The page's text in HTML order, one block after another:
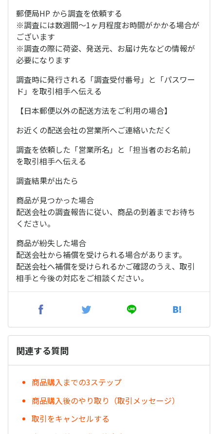
郵便局HP から調査を依頼する
※調査には数週間〜1ヶ月程度お時間がかかる場合が
ございます
※調査の際に荷姿、発送元、お届け先などの情報が
必要になります
調査時に発行される「調査受付番号」と「パスワー
ド」を取引相手へ伝える
【日本郵便以外の配送方法をご利用の場合】
お近くの配送会社の営業所へご連絡いただく
調査を依頼した「営業所名」と「担当者のお名前」
を取引相手へ伝える
調査結果が出たら
商品が見つかった場合
配送会社の調査報告に従い、商品の到着までお待ち
ください。
商品が紛失した場合
配送会社から補償を受けられる場合があります。
配送会社へ補償を受けられるかご確認のうえ、取引
相手と今後の対応をご相談ください。
関連する質問
商品購入までの3ステップ
商品購入後のやり取り（取引メッセージ）
取引をキャンセルする